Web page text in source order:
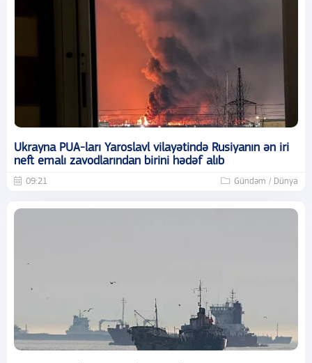
Ukrayna PUA-ları Yaroslavl vilayətində Rusiyanın ən iri
neft emalı zavodlarından birini hədəf alıb
09:21 Gündəm / Dünya